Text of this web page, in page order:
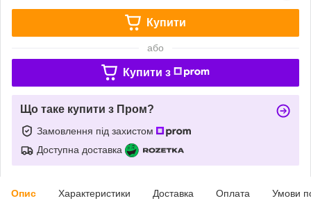
Купити
або
Купити з
Що таке купити з Пром?
Замовлення під захистом
Доступна доставка
Опис Характеристики Доставка Оплата Умови